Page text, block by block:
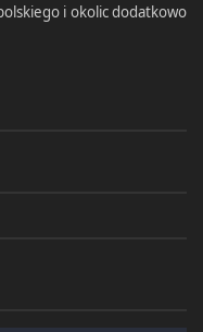
i okolic dodatkowo